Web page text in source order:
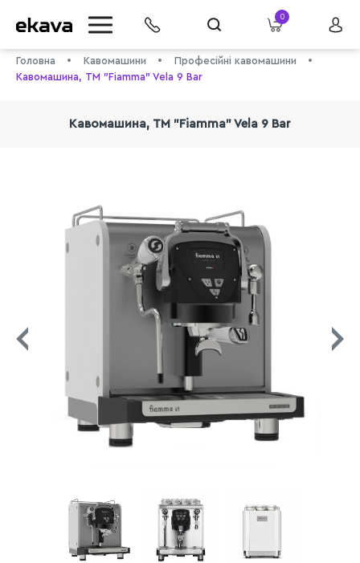
info@ekava.com.ua
0
Головна Кавомашини
Професійні кавомашини
Кавомашина, TM "Fiamma" Vela 9 Bar
Кавомашина, TM "Fiamma" Vela 9 Bar